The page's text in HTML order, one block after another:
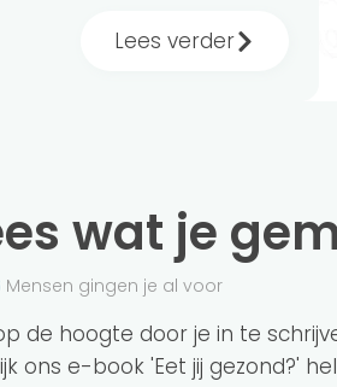
Lees verder
wat je
Mensen gingen je al voor
de hoogte door je in te
ons e-book 'Eet jij gezond?'